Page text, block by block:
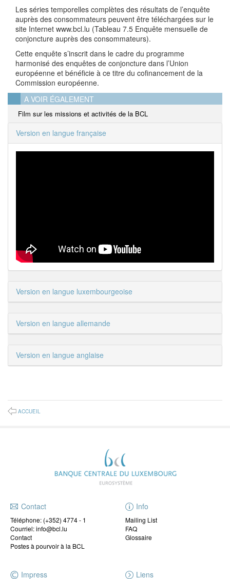
Les séries temporelles complètes des résultats de l’enquête
auprès des consommateurs peuvent être téléchargées sur le
site Internet www.bcl.lu (Tableau 7.5 Enquête mensuelle de
conjoncture auprès des consommateurs).
Cette enquête s’inscrit dans le cadre du programme
harmonisé des enquêtes de conjoncture dans l’Union
européenne et bénéficie à ce titre du cofinancement de la
Commission européenne.
A VOIR ÉGALEMENT
Film sur les missions et activités de la BCL
Version en langue française
Version en langue luxembourgeoise
Version en langue allemande
Version en langue anglaise
ACCUEIL
Contact
Téléphone: (+352) 4774 - 1
Courriel: info@bcl.lu
Contact
Postes à pourvoir à la BCL
Info
Mailing List
FAQ
Glossaire
Impress Liens